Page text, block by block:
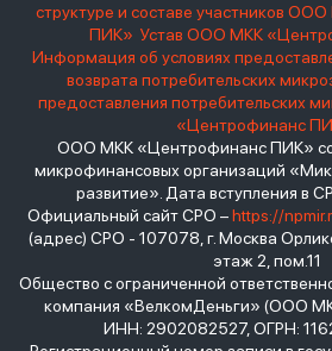
структуре и составе участников
ПИК» Устав ООО МКК
Информация об условиях
возврата потребительских
предоставления потребительских
«Центрофинанс
ООО МКК «Центрофинанс ПИК»
микрофинансовых организаций
развитие». Дата вступления в
Официальный сайт СРО –https://
(адрес) СРО - 107078, г. Москва
этаж 2, пом.11
Общество с ограниченной
компания «ВелкомДеньги» (ООО
ИНН: 2902082527, ОГРН: